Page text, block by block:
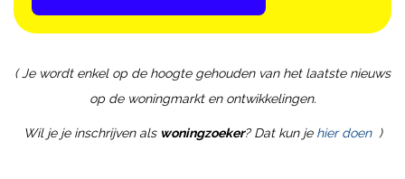
( Je wordt enkel op de hoogte gehouden van het laatste nieuws
op de woningmarkt en ontwikkelingen.
Wil je je inschrijven als woningzoeker? Dat kun je hier doen )